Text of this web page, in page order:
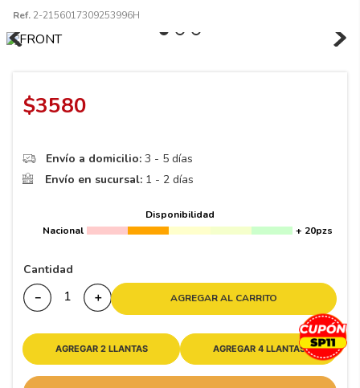
Ref. 2-2156017309253996H
$3580
Envío a domicilio: 3 - 5 días
Envío en sucursal: 1 - 2 días
Disponibilidad
Nacional
+ 20pzs
Cantidad
＋
－ AGREGAR AL CARRITO
AGREGAR 2 LLANTAS AGREGAR 4 LLANTAS
6 205